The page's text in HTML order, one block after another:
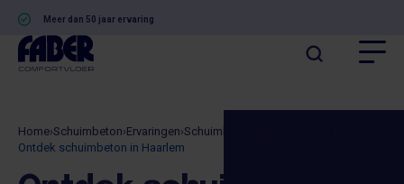
Meer dan 50 jaar ervaring
Home›Schuimbeton›Ervaringen›Schuimbeton Noord-Holland
Ontdek schuimbeton in Haarlem